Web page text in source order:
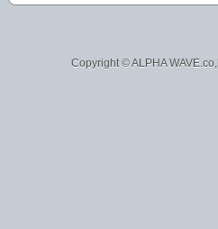
Copyright © ALPHA